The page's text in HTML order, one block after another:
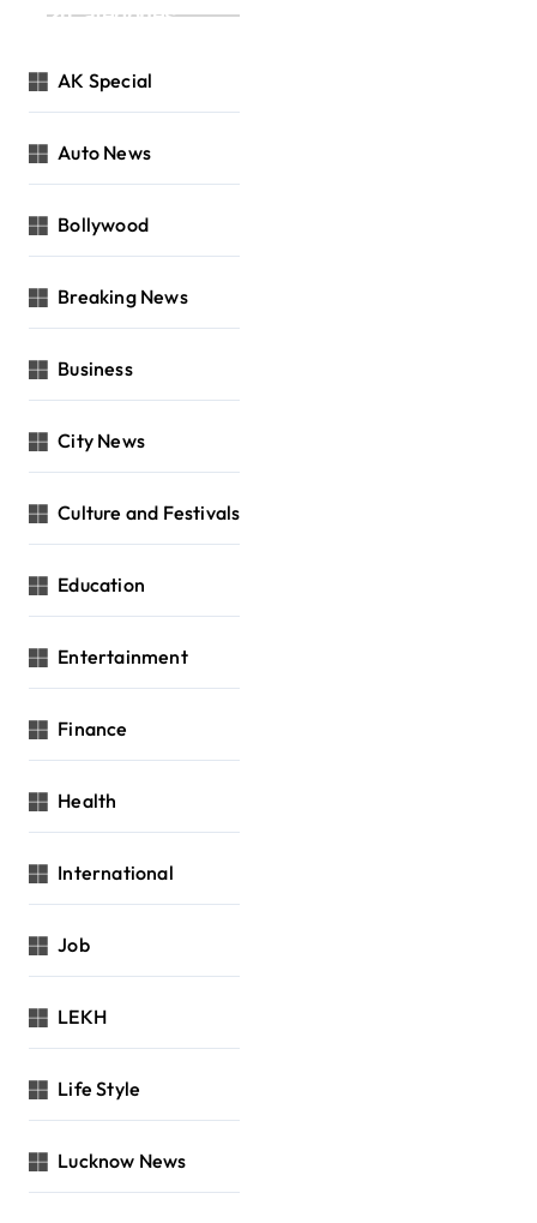
Categories
AK Special
Auto News
Bollywood
Breaking News
Business
City News
Culture and Festivals
Education
Entertainment
Finance
Health
International
Job
LEKH
Life Style
Lucknow News